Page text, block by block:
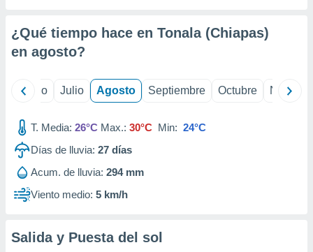
de
¿Qué tiempo hace en Tonala (Chiapas)
en agosto?
Junio Julio Agosto Septiembre Octubre
T. Media: 26°C Max.: 30°C Min: 24°C
Días de lluvia: 27 días
Acum. de lluvia: 294 mm
Viento medio: 5 km/h
Salida y Puesta del sol